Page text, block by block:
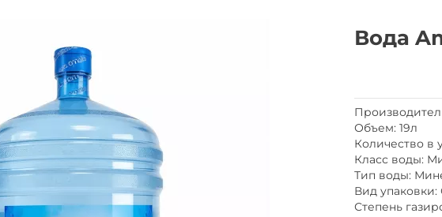
Вода
Объем: 19л
Количество в
Класс воды:
Тип воды:
Вид упаковки:
Степень